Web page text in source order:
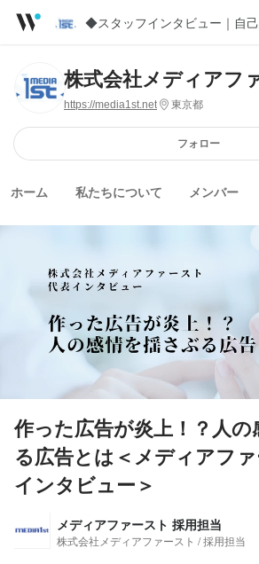
◆スタッフインタビュー｜自己紹介
株式会社メディアフ
https://media1st.net 東京都
フォロー
ホーム 私たちについて メンバー
作った広告が炎上！？人
る広告とは＜メディアフ
インタビュー＞
メディアファースト 採用担当
株式会社メディアファースト / 採用担当